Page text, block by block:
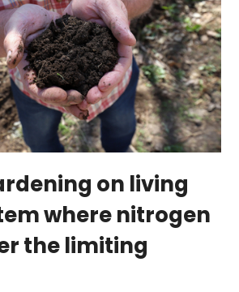
on living
where nitrogen
the limiting